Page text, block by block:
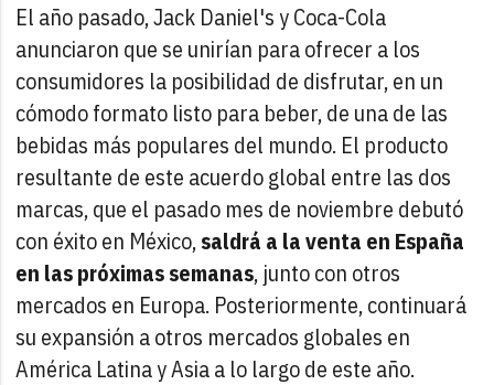
El año pasado, Jack Daniel's y Coca-Cola
anunciaron que se unirían para ofrecer a los
consumidores la posibilidad de disfrutar, en un
cómodo formato listo para beber, de una de las
bebidas más populares del mundo. El producto
resultante de este acuerdo global entre las dos
marcas, que el pasado mes de noviembre debutó
con éxito en México,saldrá a la venta en España
en las próximas semanas, junto con otros
mercados en Europa. Posteriormente, continuará
su expansión a otros mercados globales en
América Latina y Asia a lo largo de este año.